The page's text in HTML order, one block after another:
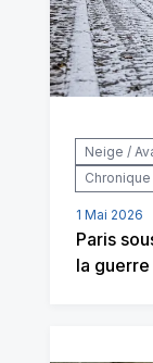
Neige /
1 Mai 2026
Paris
la guerre